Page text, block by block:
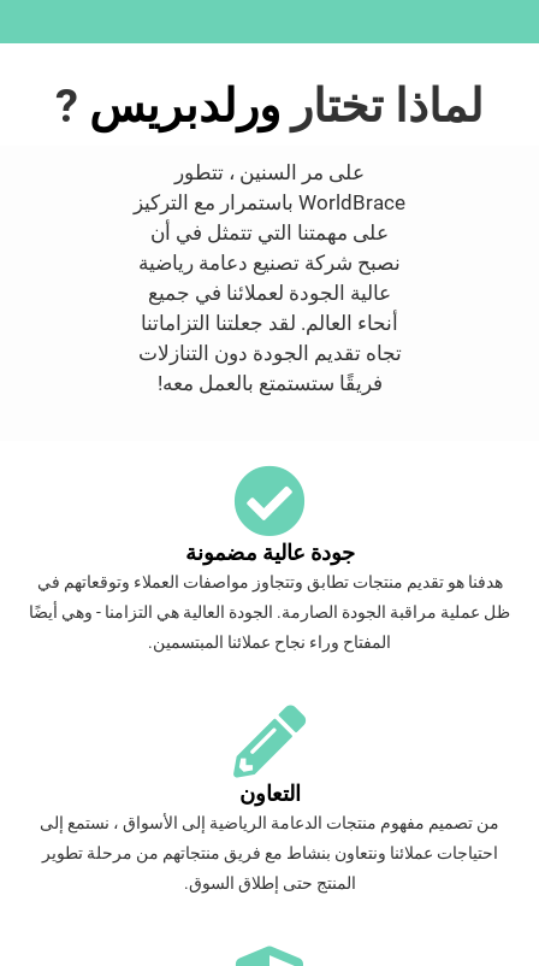
لماذا تختار ورلدبريس ?
على مر السنين ، تتطور
WorldBrace باستمرار مع التركيز
على مهمتنا التي تتمثل في أن
نصبح شركة تصنيع دعامة رياضية
عالية الجودة لعملائنا في جميع
أنحاء العالم. لقد جعلتنا التزاماتنا
تجاه تقديم الجودة دون التنازلات
فريقًا ستستمتع بالعمل معه!
جودة عالية مضمونة
هدفنا هو تقديم منتجات تطابق وتتجاوز مواصفات العملاء وتوقعاتهم في
ظل عملية مراقبة الجودة الصارمة. الجودة العالية هي التزامنا - وهي أيضًا
المفتاح وراء نجاح عملائنا المبتسمين.
التعاون
من تصميم مفهوم منتجات الدعامة الرياضية إلى الأسواق ، نستمع إلى
احتياجات عملائنا ونتعاون بنشاط مع فريق منتجاتهم من مرحلة تطوير
المنتج حتى إطلاق السوق.